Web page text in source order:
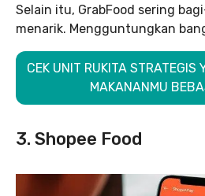
Selain itu, GrabFood sering
menarik. Mengguntungkan
CEK UNIT RUKITA STRATEGIS
MAKANANMU
3. Shopee Food